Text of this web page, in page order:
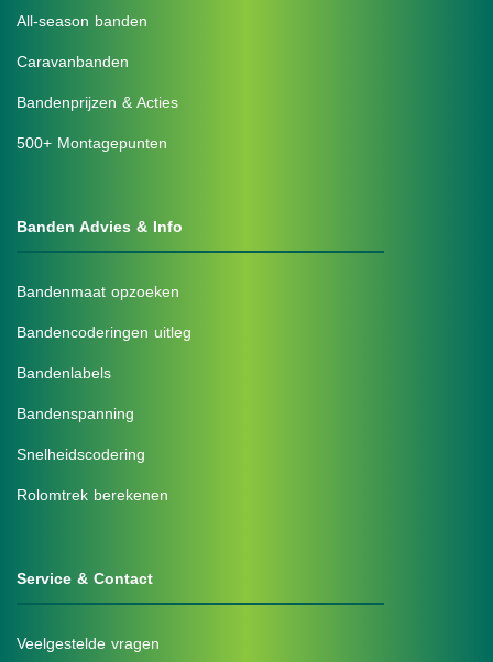
All-season banden
Caravanbanden
Bandenprijzen & Acties
500+ Montagepunten
Banden Advies & Info
Bandenmaat opzoeken
Bandencoderingen uitleg
Bandenlabels
Bandenspanning
Snelheidscodering
Rolomtrek berekenen
Service & Contact
Veelgestelde vragen